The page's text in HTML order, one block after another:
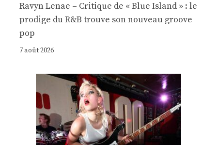
Ravyn Lenae – Critique de « Blue Island » : le
prodige du R&B trouve son nouveau groove
pop
7 août 2026